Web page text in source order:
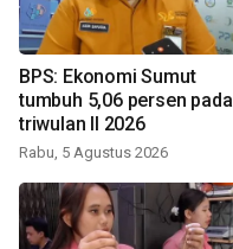
BPS: Ekonomi Sumut
tumbuh 5,06 persen pada
triwulan II 2026
Rabu, 5 Agustus 2026